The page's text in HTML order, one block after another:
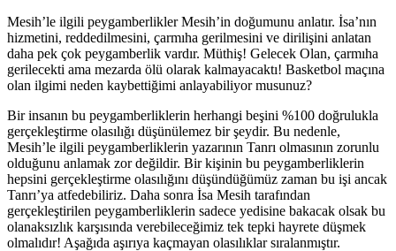
Mesih’le ilgili peygamberlikler Mesih’in doğumunu anlatır. İsa’nın
hizmetini, reddedilmesini, çarmıha gerilmesini ve dirilişini anlatan
daha pek çok peygamberlik vardır. Müthiş! Gelecek Olan, çarmıha
gerilecekti ama mezarda ölü olarak kalmayacaktı! Basketbol maçına
olan ilgimi neden kaybettiğimi anlayabiliyor musunuz?
Bir insanın bu peygamberliklerin herhangi beşini %100 doğrulukla
gerçekleştirme olasılığı düşünülemez bir şeydir. Bu nedenle,
Mesih’le ilgili peygamberliklerin yazarının Tanrı olmasının zorunlu
olduğunu anlamak zor değildir. Bir kişinin bu peygamberliklerin
hepsini gerçekleştirme olasılığını düşündüğümüz zaman bu işi ancak
Tanrı’ya atfedebiliriz. Daha sonra İsa Mesih tarafından
gerçekleştirilen peygamberliklerin sadece yedisine bakacak olsak bu
olanaksızlık karşısında verebileceğimiz tek tepki hayrete düşmek
olmalıdır! Aşağıda aşırıya kaçmayan olasılıklar sıralanmıştır.